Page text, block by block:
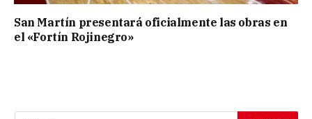
San Martín presentará oficialmente las obras en
el «Fortín Rojinegro»